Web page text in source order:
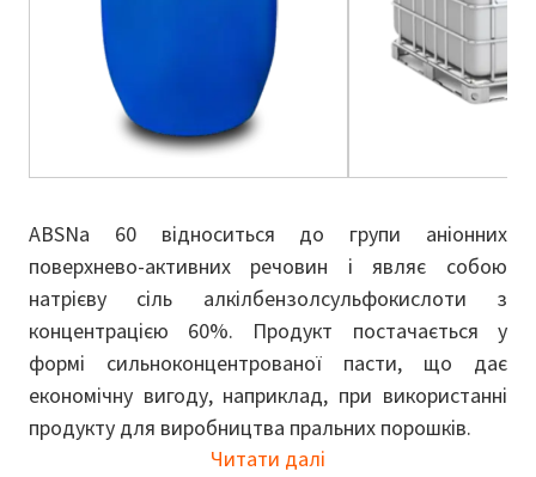
ABSNa 60 відноситься до групи аніонних
поверхнево-активних речовин і являє собою
натрієву сіль алкілбензолсульфокислоти з
концентрацією 60%. Продукт постачається у
формі сильноконцентрованої пасти, що дає
економічну вигоду, наприклад, при використанні
продукту для виробництва пральних порошків.
Читати далі